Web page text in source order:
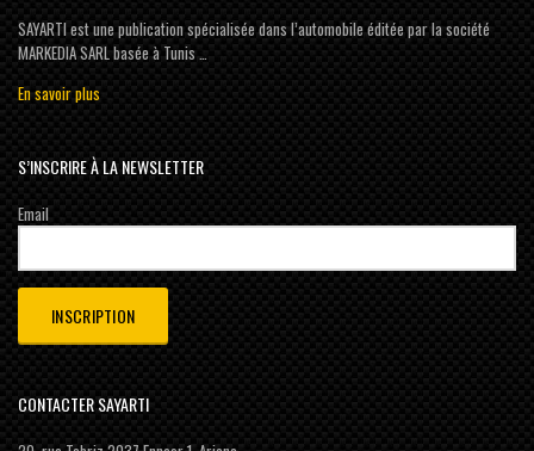
SAYARTI est une publication spécialisée dans l’automobile éditée par la société
MARKEDIA SARL basée à Tunis …
En savoir plus
S’INSCRIRE À LA NEWSLETTER
Email
CONTACTER SAYARTI